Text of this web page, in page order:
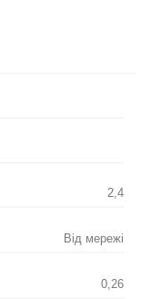
2,4
Від мережі
0,26